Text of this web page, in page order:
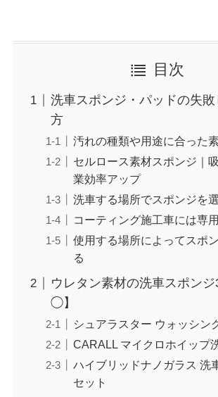
目次
洗車スポンジ・パッドの失
方
汚れの種類や用途に合った
セルロース素材スポンジ｜
業効率アップ
洗車する場所でスポンジを
コーティング施工車には専
使用する場所によってスポ
る
ウレタン素材の洗車スポン
◯】
シュアラスター ウォッシン
CARALL マイクロホイップ
ハイブリッドナノガラス 洗
セット